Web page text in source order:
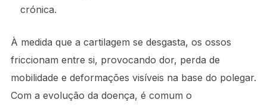
crónica.
À medida que a cartilagem se desgasta, os ossos
friccionam entre si, provocando dor, perda de
mobilidade e deformações visíveis na base do polegar.
Com a evolução da doença, é comum o